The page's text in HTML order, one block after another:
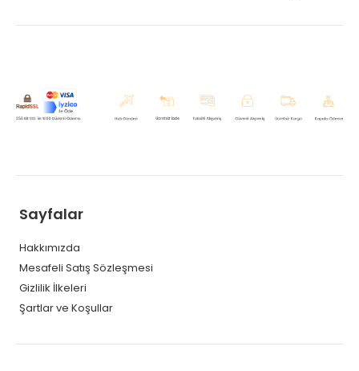
Sayfalar
Hakkımızda
Mesafeli Satış Sözleşmesi
Gizlilik İlkeleri
Şartlar ve Koşullar